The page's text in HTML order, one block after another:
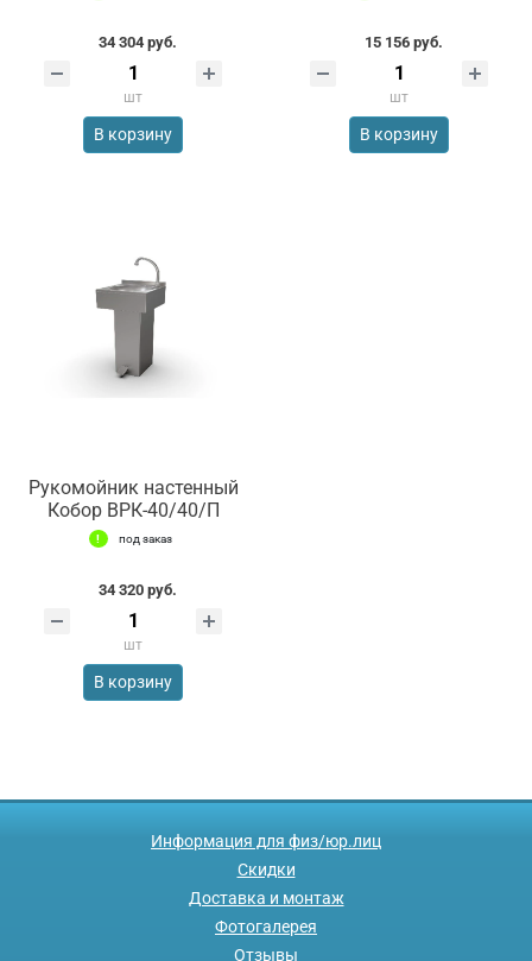
34 304 руб.
шт
В корзину
15 156 руб.
шт
В корзину
Рукомойник настенный
Кобор ВРК-40/40/П
под заказ
34 320 руб.
шт
В корзину
Информация для физ/юр.лиц
Скидки
Доставка и монтаж
Фотогалерея
Отзывы